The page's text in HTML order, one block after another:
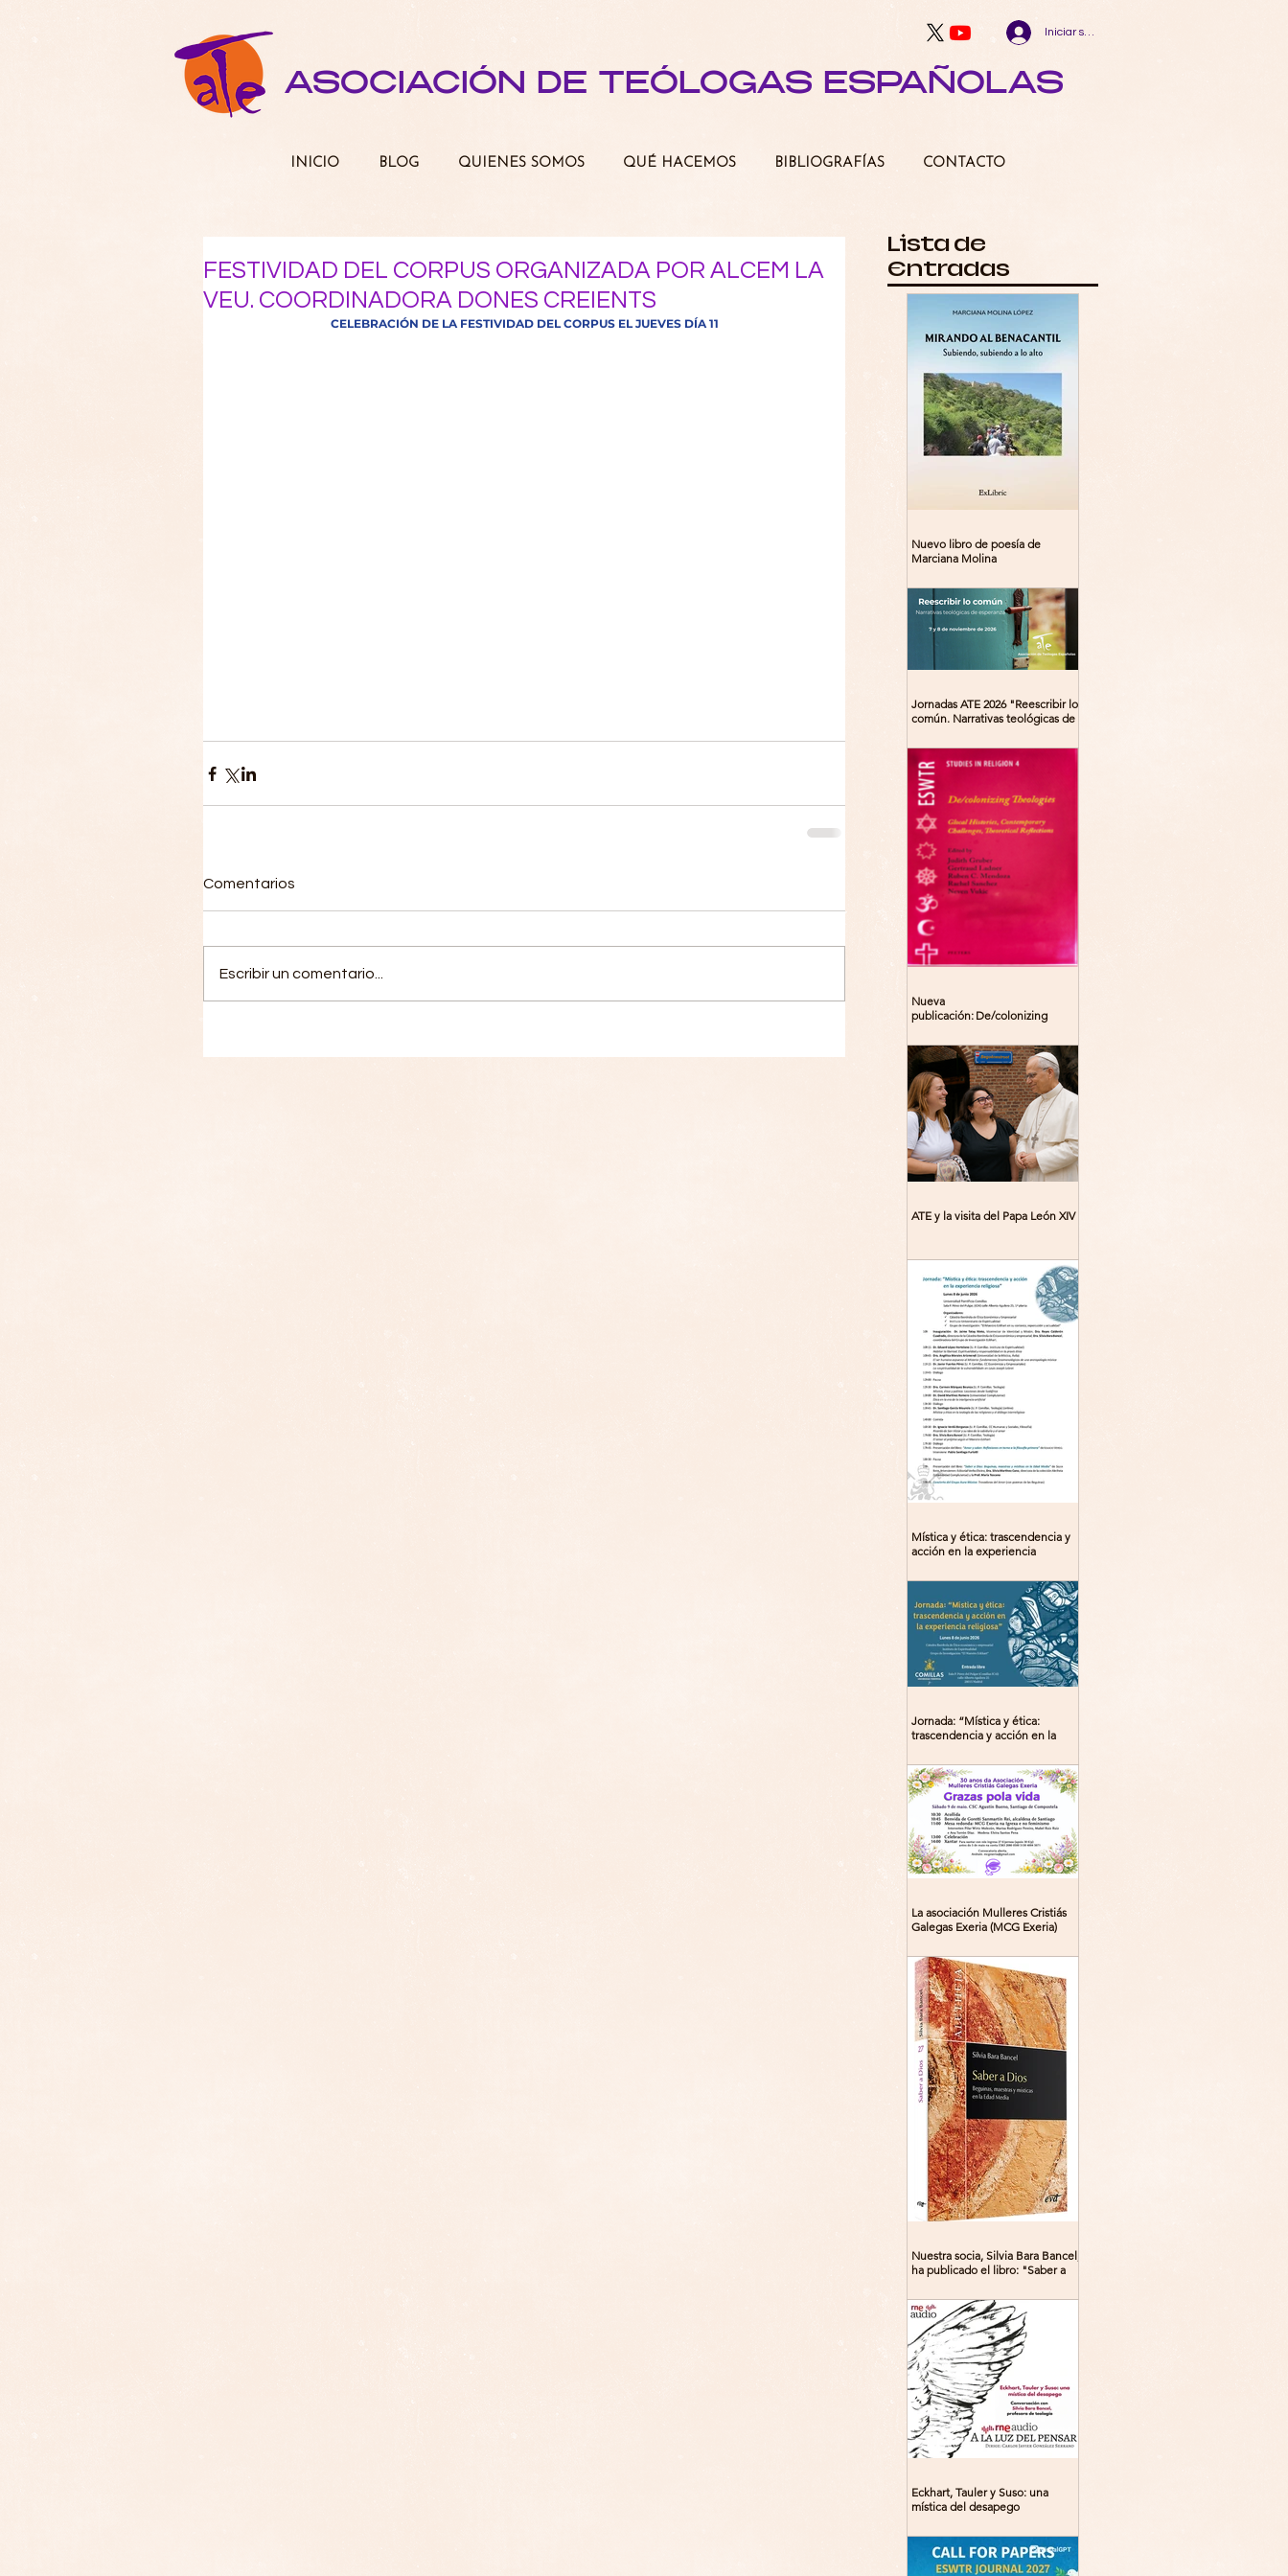
Iniciar sesión
ASOCIACIÓN DE TEÓLOGAS ESPAÑOLAS
FESTIVIDAD DEL CORPUS ORGANIZADA POR ALCEM LA
VEU. COORDINADORA DONES CREIENTS
CELEBRACIÓN DE LA FESTIVIDAD DEL CORPUS EL JUEVES DÍA 11
Comentarios
Escribir un comentario...
Nuevo libro de poesía de
Marciana Molina
Jornadas ATE 2026 "Reescribir lo
común. Narrativas teológicas de
Madrid
Nueva
publicación: De/colonizing
Contemporary Challenges,
Theoretical Reflections
ATE y la visita del Papa León XIV
Mística y ética: trascendencia y
acción en la experiencia
del libro: 8 de junio (lunes),
Comillas (Madrid) 19horas
Jornada: “Mística y ética:
trascendencia y acción en la
La asociación Mulleres Cristiás
Galegas Exeria (MCG Exeria)
Nuestra socia, Silvia Bara Bancel,
ha publicado el libro: "Saber a
místicas en la Edad Media"
Eckhart, Tauler y Suso: una
mística del desapego
Lista de
Entradas
INICIO BLOG QUIENES SOMOS QUÉ HACEMOS BIBLIOGRAFÍAS CONTACTO